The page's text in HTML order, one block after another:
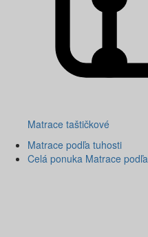
Matrace taštičkové
Matrace podľa tuhosti
Celá ponuka Matrace